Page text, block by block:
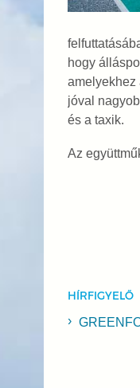
hogy
amelyekhez
jóval
és a taxik.
Az
HÍRFIGYELŐ